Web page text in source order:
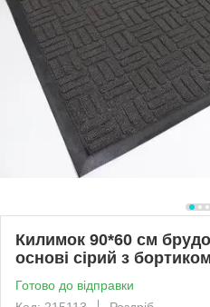
Килимок 90*60 см
основі сірий з бортиком
Готово до відправки